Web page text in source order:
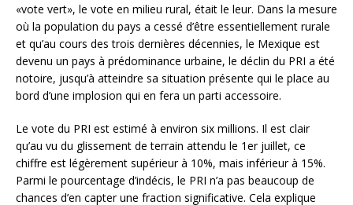
«vote vert», le vote en milieu rural, était le leur. Dans la mesure
où la population du pays a cessé d’être essentiellement rurale
et qu’au cours des trois dernières décennies, le Mexique est
devenu un pays à prédominance urbaine, le déclin du PRI a été
notoire, jusqu’à atteindre sa situation présente qui le place au
bord d’une implosion qui en fera un parti accessoire.
Le vote du PRI est estimé à environ six millions. Il est clair
qu’au vu du glissement de terrain attendu le 1er juillet, ce
chiffre est légèrement supérieur à 10%, mais inférieur à 15%.
Parmi le pourcentage d’indécis, le PRI n’a pas beaucoup de
chances d’en capter une fraction significative. Cela explique